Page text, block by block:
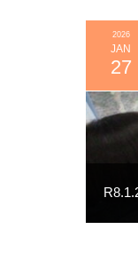
2026
JAN
27